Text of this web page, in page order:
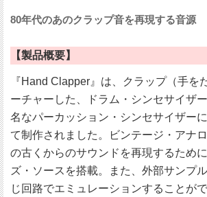
80年代のあのクラップ音を再現する音源
【製品概要】
『Hand Clapper』は、クラップ（手を
ーチャーした、ドラム・シンセサイザ
名なパーカッション・シンセサイザー
て制作されました。ビンテージ・アナ
の古くからのサウンドを再現するため
ズ・ソースを搭載。また、外部サンプ
じ回路でエミュレーションすることがで